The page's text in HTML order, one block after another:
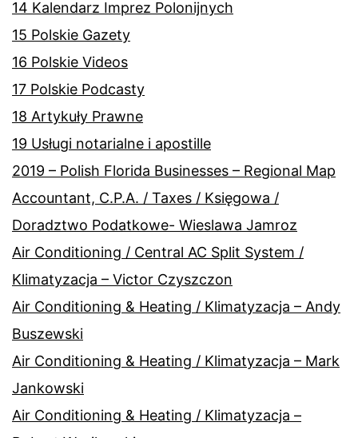
14 Kalendarz Imprez Polonijnych
15 Polskie Gazety
16 Polskie Videos
17 Polskie Podcasty
18 Artykuły Prawne
19 Usługi notarialne i apostille
2019 – Polish Florida Businesses – Regional Map
Accountant, C.P.A. / Taxes / Księgowa /
Doradztwo Podatkowe- Wieslawa Jamroz
Air Conditioning / Central AC Split System /
Klimatyzacja – Victor Czyszczon
Air Conditioning & Heating / Klimatyzacja – Andy
Buszewski
Air Conditioning & Heating / Klimatyzacja – Mark
Jankowski
Air Conditioning & Heating / Klimatyzacja –